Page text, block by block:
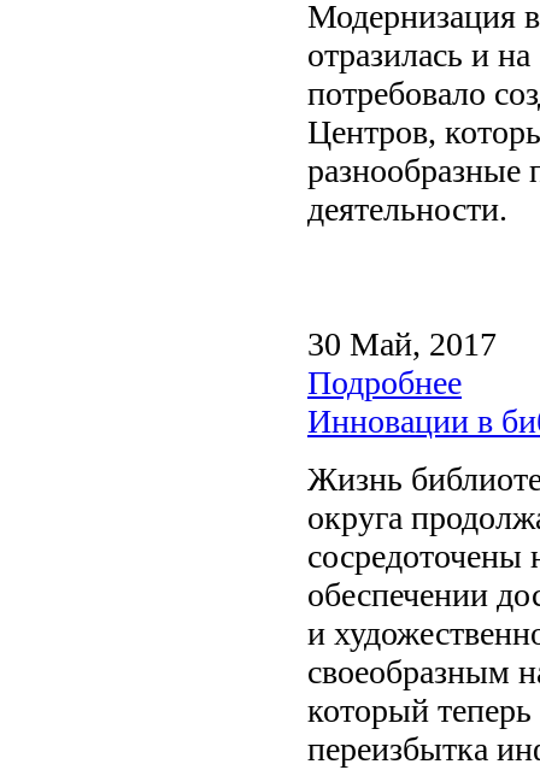
Модернизация
отразилась и
потребовало
Центров,
деятельности.
30 Май, 2017
Подробнее
Инновации в
Жизнь
округа
сосредоточены
обеспечении
и
своеобразным
который теперь
переизбытка